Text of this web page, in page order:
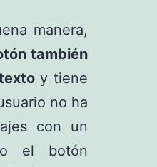
manera,
también
textoy tiene
no ha
con un
el botón